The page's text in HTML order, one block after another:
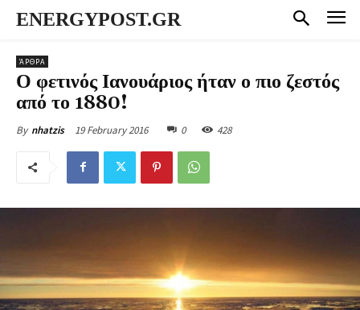
ENERGYPOST.GR
ΆΡΘΡΑ
Ο φετινός Ιανουάριος ήταν ο πιο ζεστός
από το 1880!
By nhatzis 19 February 2016 0 428